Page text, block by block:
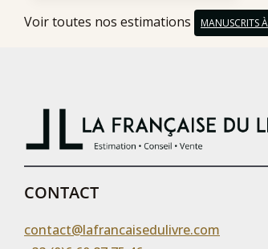
Voir toutes nos estimations MANUSCRITS
CONTACT
contact@lafrancaisedulivre.com